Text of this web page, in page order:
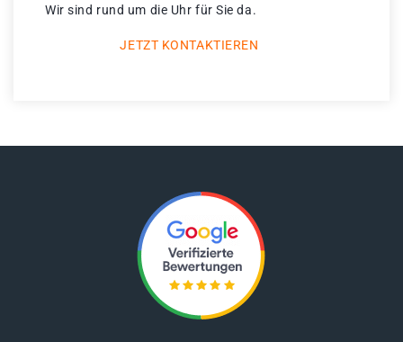
Wir sind rund um die Uhr für Sie da.
JETZT KONTAKTIEREN